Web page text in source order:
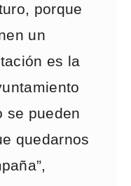
porque
un
es la
se pueden
quedarnos